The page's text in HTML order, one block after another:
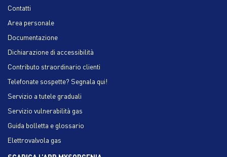
Contatti
Area personale
Documentazione
Dichiarazione di accessibilità
Contributo straordinario clienti
Telefonate sospette? Segnala qui!
Servizio a tutele graduali
Servizio vulnerabilità gas
Guida bolletta e glossario
Elettrovalvola gas